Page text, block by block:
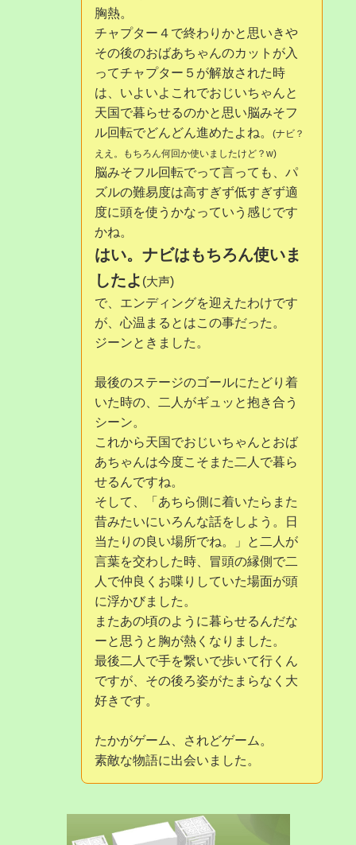
胸熱。
チャプター４で終わりかと思いきや
その後のおばあちゃんのカットが入
ってチャプター５が解放された時
は、いよいよこれでおじいちゃんと
天国で暮らせるのかと思い脳みそフ
ル回転でどんどん進めたよね。(ナビ？
ええ。もちろん何回か使いましたけど？w)
脳みそフル回転でって言っても、パ
ズルの難易度は高すぎず低すぎず適
度に頭を使うかなっていう感じです
かね。
はい。ナビはもちろん使いま
したよ (大声)
で、エンディングを迎えたわけです
が、心温まるとはこの事だった。
ジーンときました。
最後のステージのゴールにたどり着
いた時の、二人がギュッと抱き合う
シーン。
これから天国でおじいちゃんとおば
あちゃんは今度こそまた二人で暮ら
せるんですね。
そして、「あちら側に着いたらまた
昔みたいにいろんな話をしよう。日
当たりの良い場所でね。」と二人が
言葉を交わした時、冒頭の縁側で二
人で仲良くお喋りしていた場面が頭
に浮かびました。
またあの頃のように暮らせるんだな
ーと思うと胸が熱くなりました。
最後二人で手を繋いで歩いて行くん
ですが、その後ろ姿がたまらなく大
好きです。
たかがゲーム、されどゲーム。
素敵な物語に出会いました。